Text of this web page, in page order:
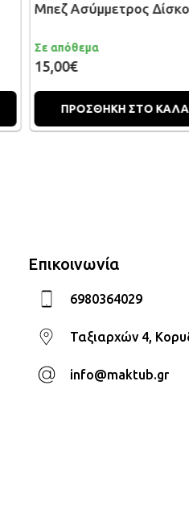
Δίσκος
ΣΤΟ ΚΑΛΑΘΙ
Σε
Επικοινωνία
6980364029
Ταξιαρχών 4,
info@maktub.gr